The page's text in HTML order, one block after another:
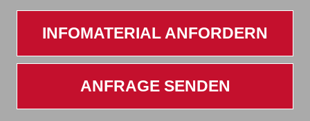
INFOMATERIAL ANFORDERN
ANFRAGE SENDEN